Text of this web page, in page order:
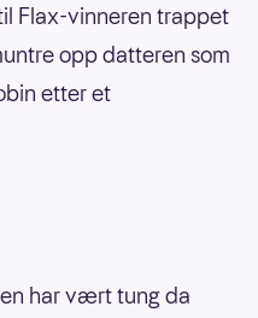
Flax-vinneren trappet
opp datteren som
etter et
har vært tung da